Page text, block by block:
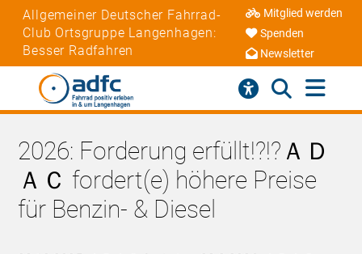
Allgemeiner Deutscher Fahrrad-
Club Ortsgruppe Langenhagen:
Besser Radfahren
Mitglied werden
Spenden
Newsletter
2026: Forderung erfüllt!?!?ＡＤ
ＡＣ fordert(e) höhere Preise
für Benzin- & Diesel